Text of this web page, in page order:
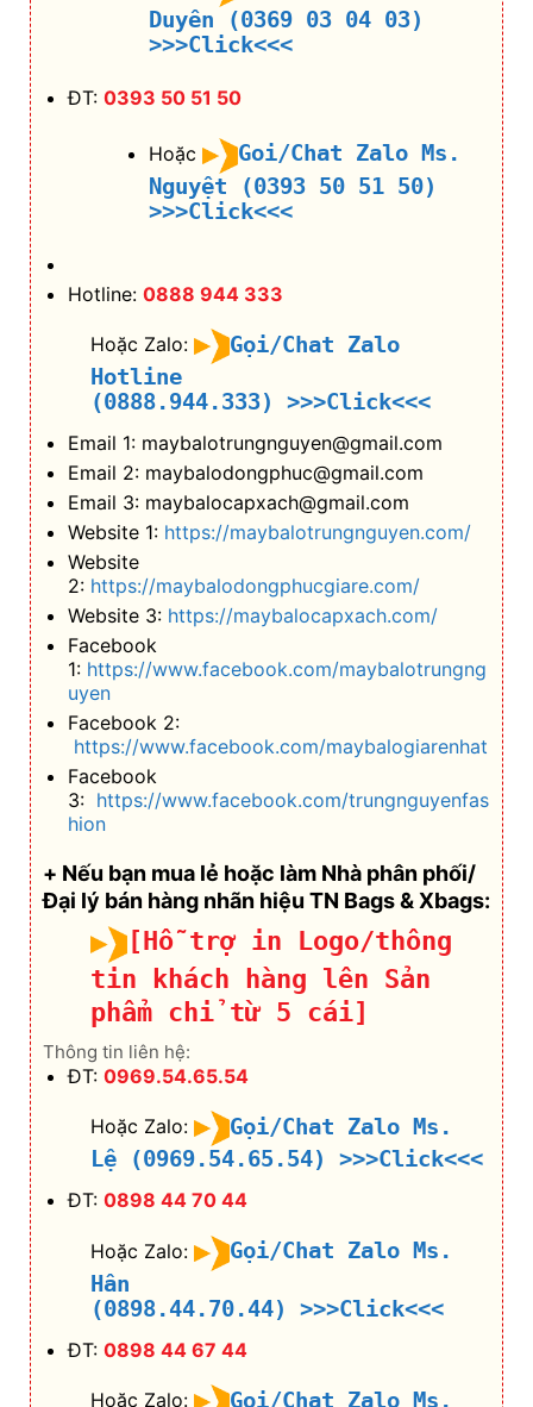
Duyên (0369 03 04 03)
>>>Click<<<
ĐT: 0393 50 51 50
Hoặc
Goi/Chat Zalo Ms.
Nguyệt (0393 50 51 50)
>>>Click<<<
Hotline: 0888 944 333
Hoặc Zalo:
Gọi/Chat Zalo
Hotline
(0888.944.333)
>>>Click<<<
Email 1: maybalotrungnguyen@gmail.com
Email 2: maybalodongphuc@gmail.com
Email 3: maybalocapxach@gmail.com
Website 1: https://maybalotrungnguyen.com/
Website
2: https://maybalodongphucgiare.com/
Website 3: https://maybalocapxach.com/
Facebook
1: https://www.facebook.com/maybalotrungng
uyen
Facebook 2:
https://www.facebook.com/maybalogiarenhat
Facebook
3: https://www.facebook.com/trungnguyenfas
hion
+ Nếu bạn mua lẻ hoặc làm Nhà phân phối/
Đại lý bán hàng nhãn hiệu TN Bags & Xbags:
[Hỗ trợ in Logo/thông
tin khách hàng lên Sản
phẩm chỉ từ 5 cái]
Thông tin liên hệ:
ĐT: 0969.54.65.54
Hoặc Zalo:
Gọi/Chat Zalo Ms.
Lệ (0969.54.65.54)
>>>Click<<<
ĐT: 0898 44 70 44
Hoặc Zalo:
Gọi/Chat Zalo Ms.
Hân
(0898.44.70.44)
>>>Click<<<
ĐT: 0898 44 67 44
Hoặc Zalo: Gọi/Chat Zalo Ms.